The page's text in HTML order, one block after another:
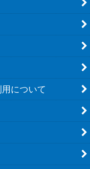
について